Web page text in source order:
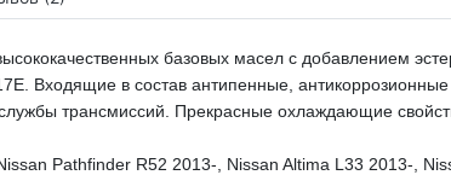
базовых масел с добавлением
Входящие в состав антипенные,
трансмиссий. Прекрасные охлаждающие
Pathfinder R52 2013-, Nissan Altima L33 2013-,